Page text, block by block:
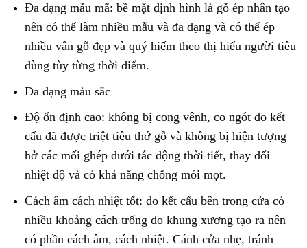
Đa dạng mẫu mã: bề mặt định hình là gỗ ép nhân tạo
nên có thể làm nhiều mẫu và đa dạng và có thể ép
nhiều vân gỗ đẹp và quý hiếm theo thị hiếu người tiêu
dùng tùy từng thời điểm.
Đa dạng màu sắc
Độ ổn định cao: không bị cong vênh, co ngót do kết
cấu đã được triệt tiêu thớ gỗ và không bị hiện tượng
hở các mối ghép dưới tác động thời tiết, thay đổi
nhiệt độ và có khả năng chống mói mọt.
Cách âm cách nhiệt tốt: do kết cấu bên trong cửa có
nhiều khoảng cách trống do khung xương tạo ra nên
có phần cách âm, cách nhiệt. Cánh cửa nhẹ, tránh